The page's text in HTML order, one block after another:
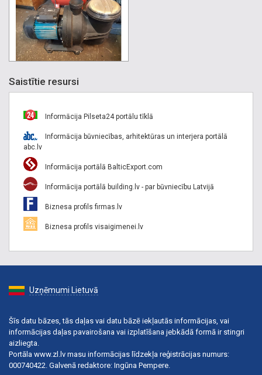
Saistītie resursi
Informācija Pilseta24 portālu tīklā
Informācija būvniecības, arhitektūras un interjera portālā
abc.lv
Informācija portālā BalticExport.com
Informācija portālā building.lv - par būvniecību Latvijā
Biznesa profils firmas.lv
Biznesa profils visaigimenei.lv
Uzņēmumi Lietuvā
Šīs datu bāzes, tās daļas vai datu bāzē iekļautās informācijas, vai
informācijas daļas pavairošana vai izplatīšana jebkādā formā ir stingri
aizliegta.
Portāla www.zl.lv masu informācijas līdzekļa reģistrācijas numurs:
000740422. Galvenā redaktore: Ingūna Pempere.